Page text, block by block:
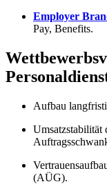
Employer
Pay, Benefits.
Aufbau
Umsatzstabilität
(AÜG).